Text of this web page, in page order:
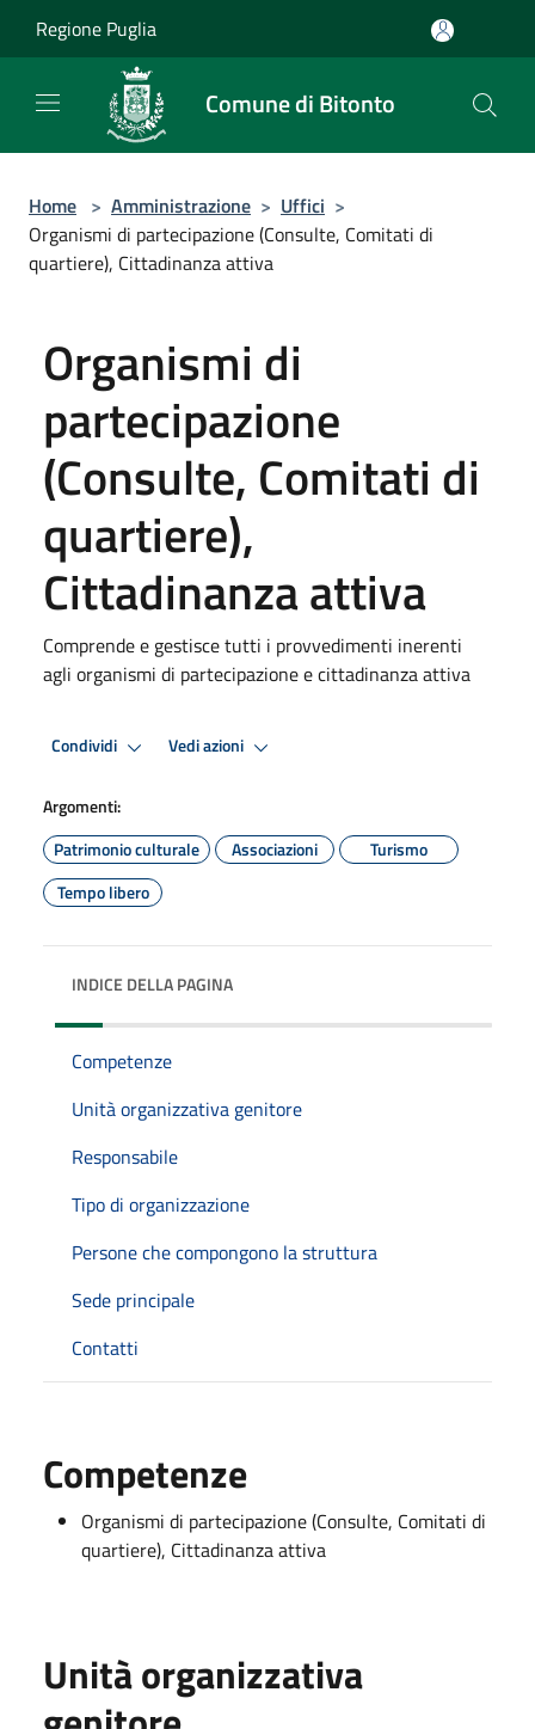
Regione Puglia
Comune di Bitonto
Home > Amministrazione > Uffici >
Organismi di partecipazione (Consulte, Comitati di
quartiere), Cittadinanza attiva
Organismi di
partecipazione
(Consulte, Comitati di
quartiere),
Cittadinanza attiva
Comprende e gestisce tutti i provvedimenti inerenti
agli organismi di partecipazione e cittadinanza attiva
Condividi Vedi azioni
Argomenti:
Patrimonio culturale
Associazioni
Turismo
Tempo libero
INDICE DELLA PAGINA
Competenze
Unità organizzativa genitore
Responsabile
Tipo di organizzazione
Persone che compongono la struttura
Sede principale
Contatti
Competenze
Organismi di partecipazione (Consulte, Comitati di
quartiere), Cittadinanza attiva
Unità organizzativa